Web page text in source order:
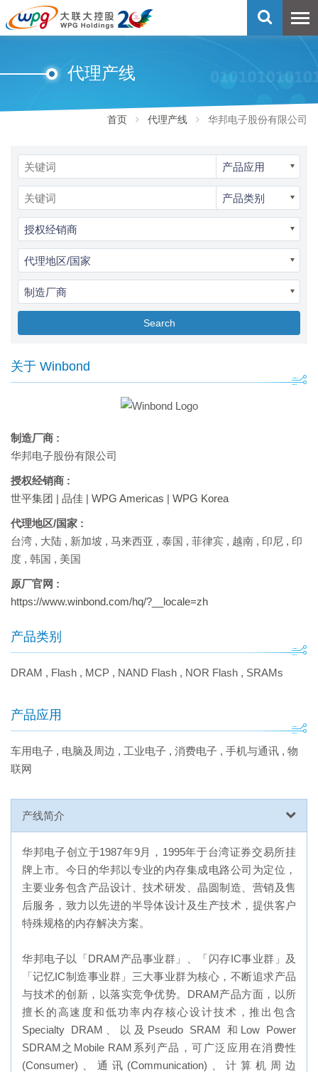
代理产线
首页 代理产线 华邦电子股份有限公司
产品应用
产品类别
授权经销商
代理地区/国家
制造厂商
Search
关于 Winbond
制造厂商 :
华邦电子股份有限公司
授权经销商 :
世平集团 | 品佳 | WPG Americas | WPG Korea
代理地区/国家 :
台湾 , 大陆 , 新加坡 , 马来西亚 , 泰国 , 菲律宾 , 越南 , 印尼 , 印
度 , 韩国 , 美国
原厂官网 :
https://www.winbond.com/hq/?__locale=zh
产品类别
DRAM , Flash , MCP , NAND Flash , NOR Flash , SRAMs
产品应用
车用电子 , 电脑及周边 , 工业电子 , 消费电子 , 手机与通讯 , 物
联网
产线简介
华邦电子创立于1987年9月，1995年于台湾证券交易所挂
牌上市。今日的华邦以专业的内存集成电路公司为定位，
主要业务包含产品设计、技术研发、晶圆制造、营销及售
后服务，致力以先进的半导体设计及生产技术，提供客户
特殊规格的内存解决方案。
华邦电子以「DRAM产品事业群」、「闪存IC事业群」及
「记忆IC制造事业群」三大事业群为核心，不断追求产品
与技术的创新，以落实竞争优势。DRAM产品方面，以所
擅长的高速度和低功率内存核心设计技术，推出包含
Specialty DRAM、以及Pseudo SRAM 和Low Power
SDRAM之Mobile RAM系列产品，可广泛应用在消费性
(Consumer)、通讯(Communication)、计算机周边